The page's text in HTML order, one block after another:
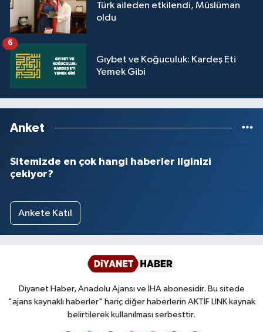
Türk aileden etkilendi, Müslüman
oldu
Gıybet ve Koğuculuk: Kardeş Eti
Yemek Gibi
6
Anket
Sitemizde en çok hangi haberler ilginizi
çekiyor?
Ankete Katıl
Diyanet Haber, Anadolu Ajansı ve İHA abonesidir. Bu sitede
"ajans kaynaklı haberler" hariç diğer haberlerin AKTİF LİNK kaynak
belirtilerek kullanılması serbesttir.